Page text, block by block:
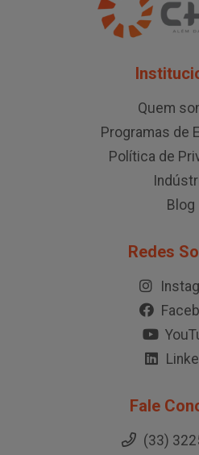
Quem
Programas de
Política de
Blog
Redes
Fale
(33)